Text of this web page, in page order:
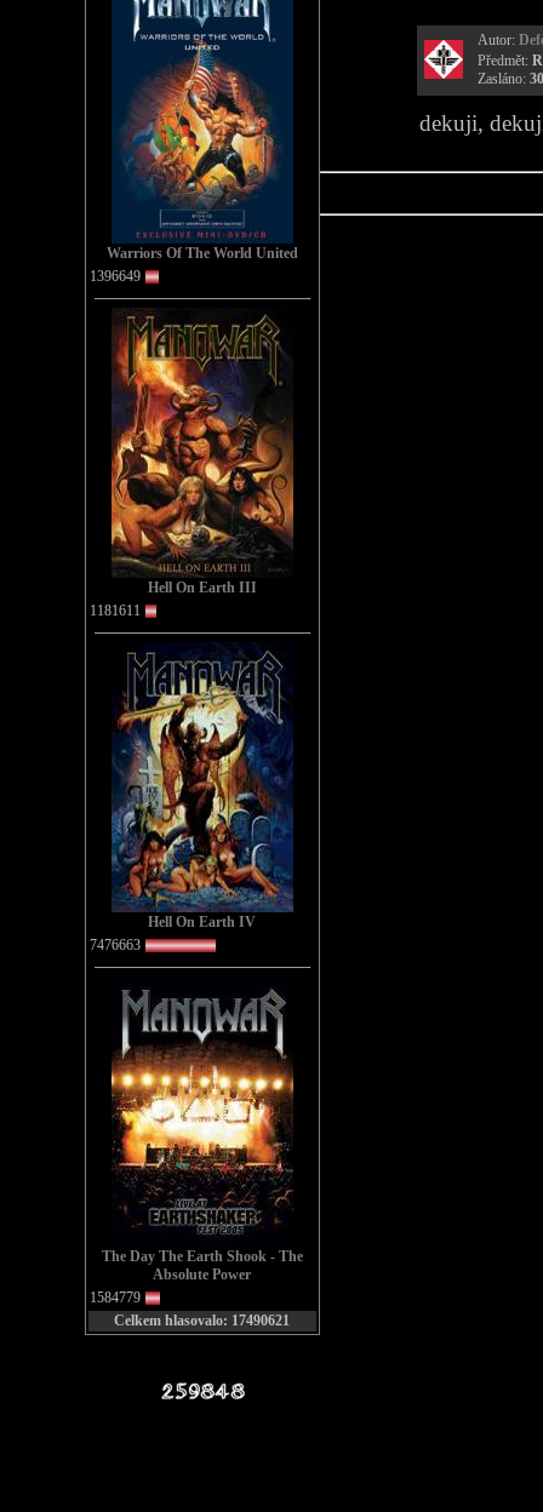
Warriors Of The World United
1396649
Hell On Earth III
1181611
Hell On Earth IV
7476663
The Day The Earth Shook - The
Absolute Power
1584779
Celkem hlasovalo: 17490621
Autor:
Předmět:
Zasláno:
dekuji,